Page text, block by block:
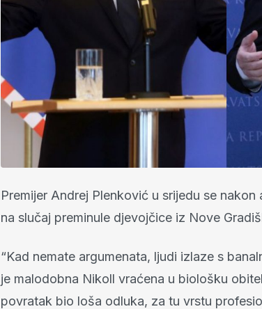
Premijer Andrej Plenković u srijedu se
na slučaj preminule djevojčice iz Nove
“Kad nemate argumenata, ljudi izlaze s
je malodobna Nikoll vraćena u biološku
povratak bio loša odluka, za tu vrstu